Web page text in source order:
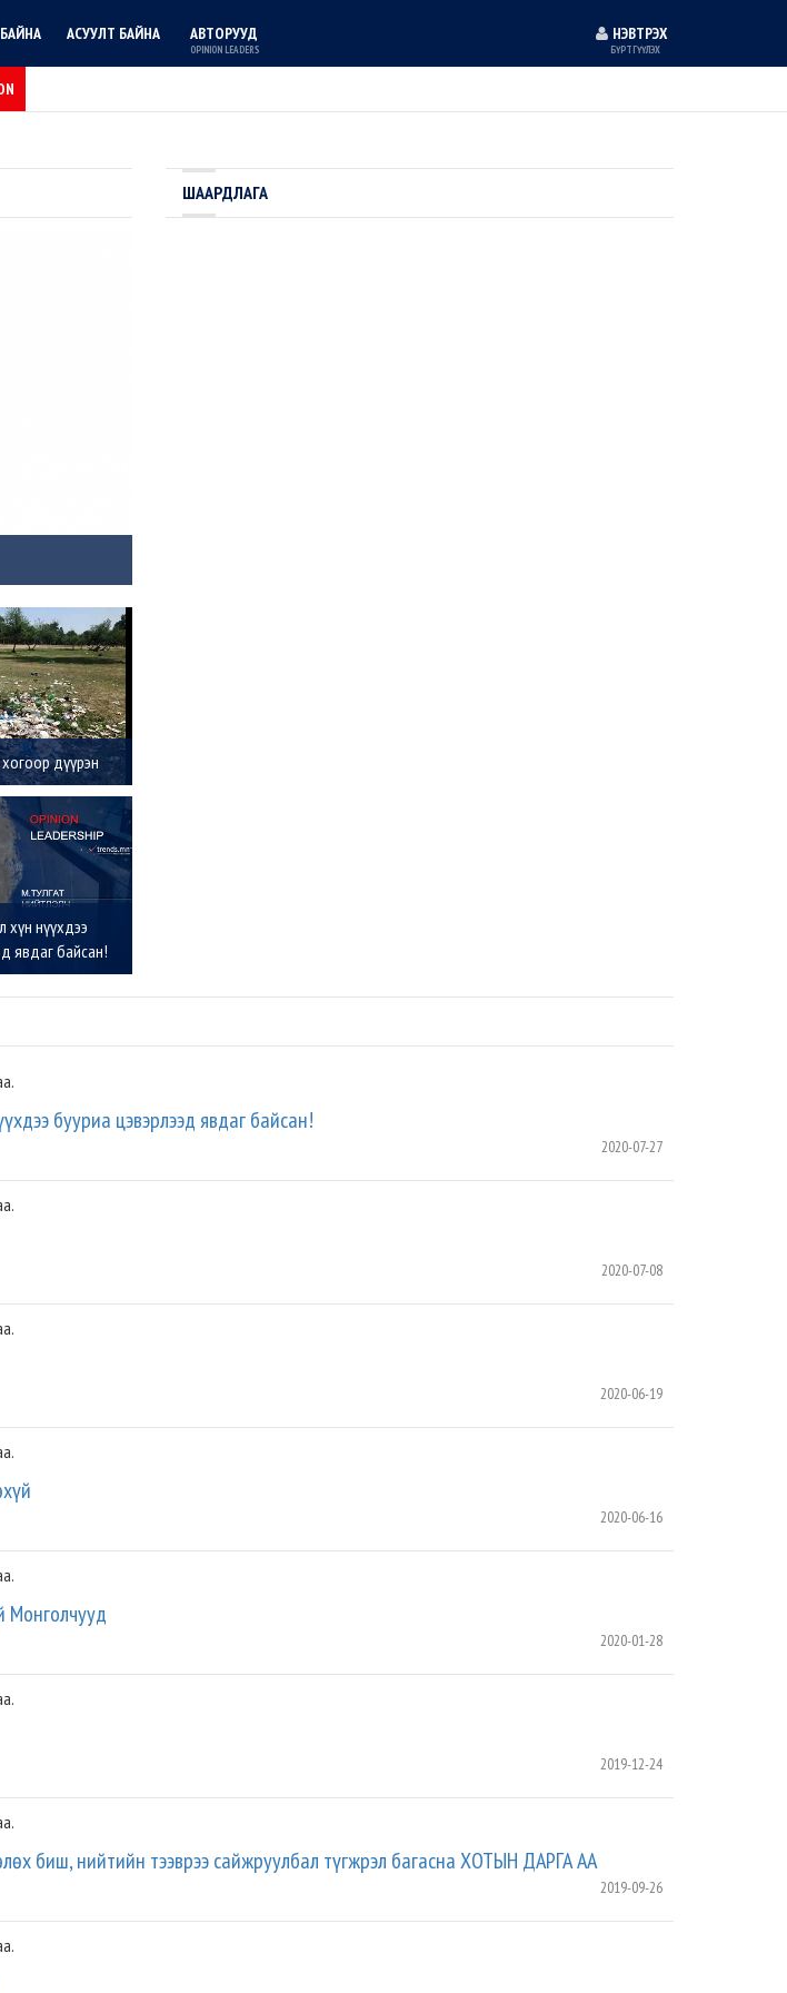
БАЙНА АСУУЛТ БАЙНА АВТОРУУД
OPINION LEADERS
НЭВТРЭХ
БҮРТГҮҮЛЭХ
дүүрэн
хүн нүүхдээ
явдаг байсан!
ШААРДЛАГА
бууриа цэвэрлээд явдаг байсан!
2020-07-27
2020-07-08
2020-06-19
2020-06-16
Монголчууд
2020-01-28
2019-12-24
биш, нийтийн тээврээ сайжруулбал түгжрэл багасна ХОТЫН ДАРГА АА
2019-09-26